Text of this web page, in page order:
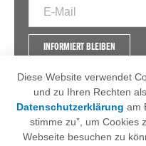
INFORMIERT BLEIBEN
Diese Website verwendet
und zu Ihren Rechten
Datenschutzerklärung am
stimme zu”, um Cookies
Webseite besuchen zu